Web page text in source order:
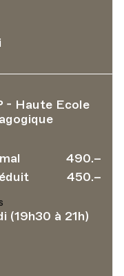
- Haute Ecole
490.–
450.–
(19h30 à 21h)